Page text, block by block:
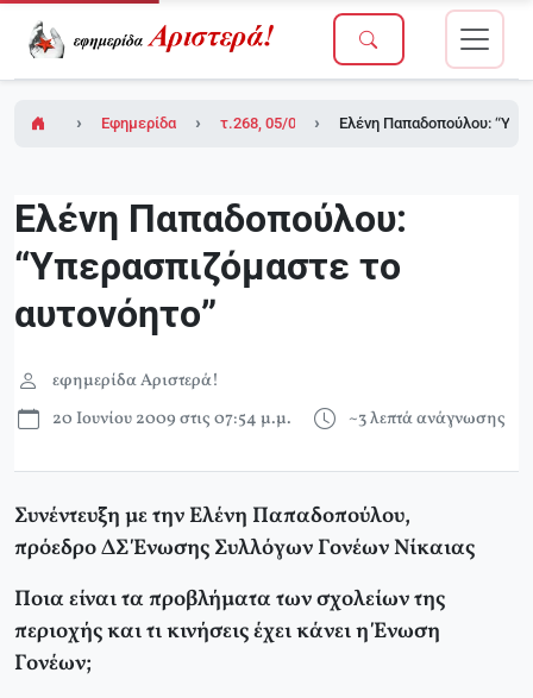
Εφημερίδα Αριστερά!τ.268, 05/06/2009Ελένη Παπαδοπούλου:
Ελένη Παπαδοπούλου:
“Υπερασπιζόμαστε το
αυτονόητο”
εφημερίδα Αριστερά!
20 Ιουνίου 2009 στις 07:54 μ.μ.
~3 λεπτά ανάγνωσης
Συνέντευξη με την Ελένη Παπαδοπούλου,
πρόεδρο ΔΣ Ένωσης Συλλόγων Γονέων Νίκαιας
Ποια είναι τα προβλήματα των σχολείων της
περιοχής και τι κινήσεις έχει κάνει η Ένωση
Γονέων;